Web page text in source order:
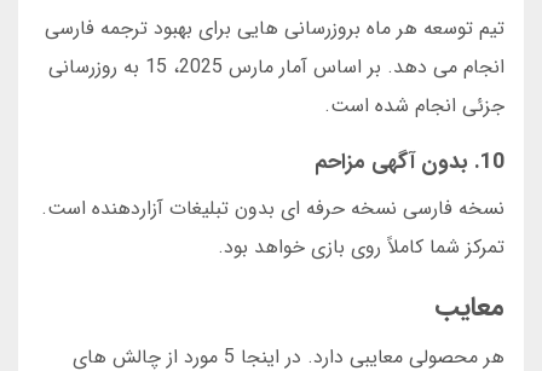
تیم توسعه هر ماه بروزرسانی هایی برای بهبود ترجمه فارسی
انجام می دهد. بر اساس آمار مارس 2025، 15 به روزرسانی
جزئی انجام شده است.
10. بدون آگهی مزاحم
نسخه فارسی نسخه حرفه ای بدون تبلیغات آزاردهنده است.
تمرکز شما کاملاً روی بازی خواهد بود.
معایب
هر محصولی معایبی دارد. در اینجا 5 مورد از چالش های